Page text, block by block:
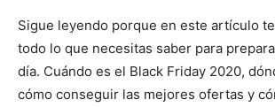
Sigue leyendo porque en este artículo
todo lo que necesitas saber para
día. Cuándo es el Black Friday 2020,
cómo conseguir las mejores ofertas y